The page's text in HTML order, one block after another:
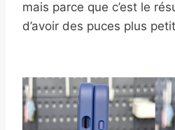
mais parce que c’est le
d’avoir des puces plus